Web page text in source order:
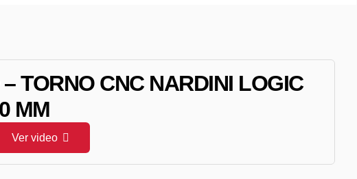
TORNO CNC NARDINI LOGIC
MM
Ver video